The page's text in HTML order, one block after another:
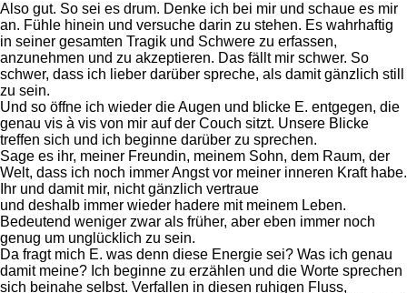
Also gut. So sei es drum. Denke ich bei mir und schaue es mir
an. Fühle hinein und versuche darin zu stehen. Es wahrhaftig
in seiner gesamten Tragik und Schwere zu erfassen,
anzunehmen und zu akzeptieren. Das fällt mir schwer. So
schwer, dass ich lieber darüber spreche, als damit gänzlich still
zu sein.
Und so öffne ich wieder die Augen und blicke E. entgegen, die
genau vis à vis von mir auf der Couch sitzt. Unsere Blicke
treffen sich und ich beginne darüber zu sprechen.
Sage es ihr, meiner Freundin, meinem Sohn, dem Raum, der
Welt, dass ich noch immer Angst vor meiner inneren Kraft habe.
Ihr und damit mir, nicht gänzlich vertraue
und deshalb immer wieder hadere mit meinem Leben.
Bedeutend weniger zwar als früher, aber eben immer noch
genug um unglücklich zu sein.
Da fragt mich E. was denn diese Energie sei? Was ich genau
damit meine? Ich beginne zu erzählen und die Worte sprechen
sich beinahe selbst. Verfallen in diesen ruhigen Fluss,